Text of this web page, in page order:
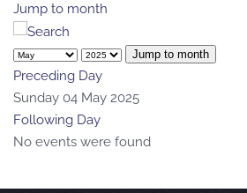
Jump to month
Jump to month
Preceding Day
Sunday 04 May 2025
Following Day
No events were found